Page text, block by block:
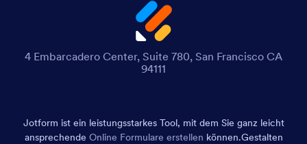
4 Embarcadero Center, Suite 780, San Francisco CA
94111
Jotform ist ein leistungsstarkes Tool, mit dem Sie ganz leicht
ansprechende Online Formulare erstellen können.Gestalten